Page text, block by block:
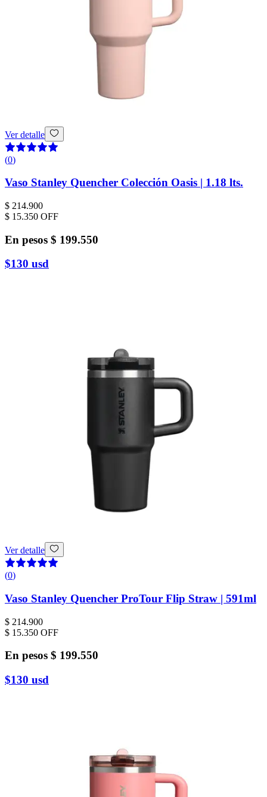
Ver detalle
(0)
Vaso Stanley Quencher Colección Oasis | 1.18 lts.
$ 214.900
$ 15.350 OFF
En pesos $ 199.550
$130 usd
Ver detalle
(0)
Vaso Stanley Quencher ProTour Flip Straw | 591ml
$ 214.900
$ 15.350 OFF
En pesos $ 199.550
$130 usd